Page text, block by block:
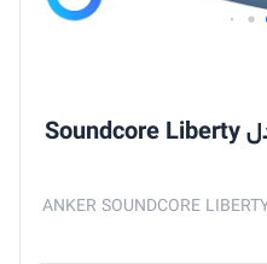
هندزفری بلوتوثی انکر مدل Soundcore Liberty
ANKER SOUNDCORE